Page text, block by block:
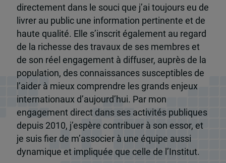
directement dans le souci que j’ai toujours eu de
livrer au public une information pertinente et de
haute qualité. Elle s’inscrit également au regard
de la richesse des travaux de ses membres et
de son réel engagement à diffuser, auprès de la
population, des connaissances susceptibles de
l’aider à mieux comprendre les grands enjeux
internationaux d’aujourd’hui. Par mon
engagement direct dans ses activités publiques
depuis 2010, j’espère contribuer à son essor, et
je suis fier de m’associer à une équipe aussi
dynamique et impliquée que celle de l’Institut.